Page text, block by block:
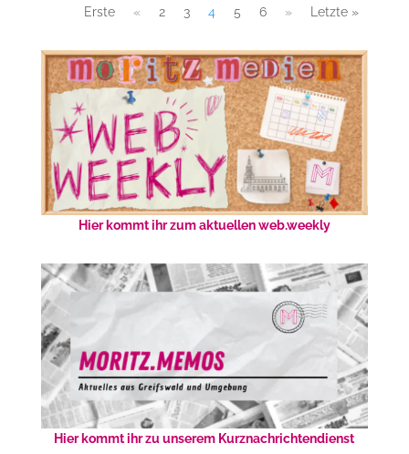
Erste
« 2 3 4 5 6 » Letzte »
Hier kommt ihr zum aktuellen web.weekly
Hier kommt ihr zu unserem Kurznachrichtendienst